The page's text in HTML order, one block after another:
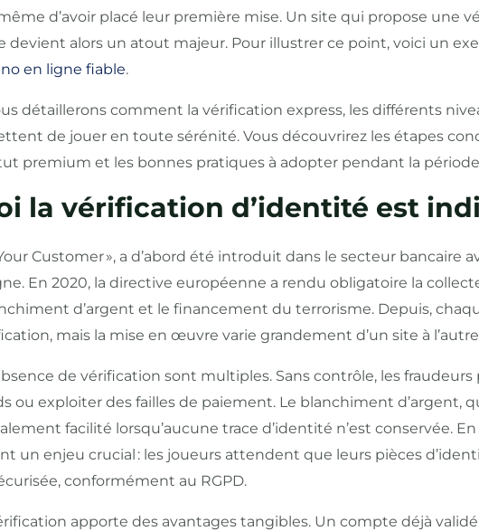
d’avoir placé leur première mise. Un site qui propose une
devient alors un atout majeur. Pour illustrer ce point, voici un
en ligne fiable.
détaillerons comment la vérification express, les différents
de jouer en toute sérénité. Vous découvrirez les étapes
premium et les bonnes pratiques à adopter pendant la
la vérification d’identité est
Customer », a d’abord été introduit dans le secteur bancaire
En 2020, la directive européenne a rendu obligatoire la
d’argent et le financement du terrorisme. Depuis,
mais la mise en œuvre varie grandement d’un site à
de vérification sont multiples. Sans contrôle, les
ou exploiter des failles de paiement. Le blanchiment d’argent,
facilité lorsqu’aucune trace d’identité n’est conservée.
un enjeu crucial : les joueurs attendent que leurs pièces
conformément au RGPD.
apporte des avantages tangibles. Un compte déjà